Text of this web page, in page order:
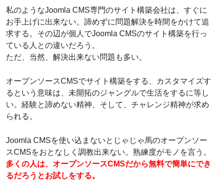
私のようなJoomla CMS専門のサイト構築会社は、すぐに
お手上げに出来ない。諦めずに問題解決を時間をかけて追
求する。その辺が個人でJoomla CMSのサイト構築を行っ
ている人との違いだろう。
ただ、当然、解決出来ない問題も多い。
オープンソースCMSでサイト構築をする、カスタマイズす
るという意味は、未開拓のジャングルで生活をするに等し
い。経験と諦めない精神、そして、チャレンジ精神が求め
られる。
Joomla CMSを使い込まないとじゃじゃ馬のオープンソー
スCMSをおとなしく調教出来ない。熟練度がモノを言う。
多くの人は、オープンソースCMSだから無料で簡単にでき
るだろうとお試しをする。